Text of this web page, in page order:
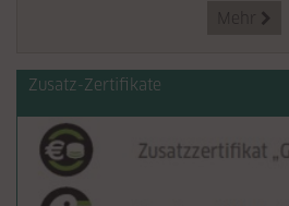
Mehr 
Zusatz-Zertifikate